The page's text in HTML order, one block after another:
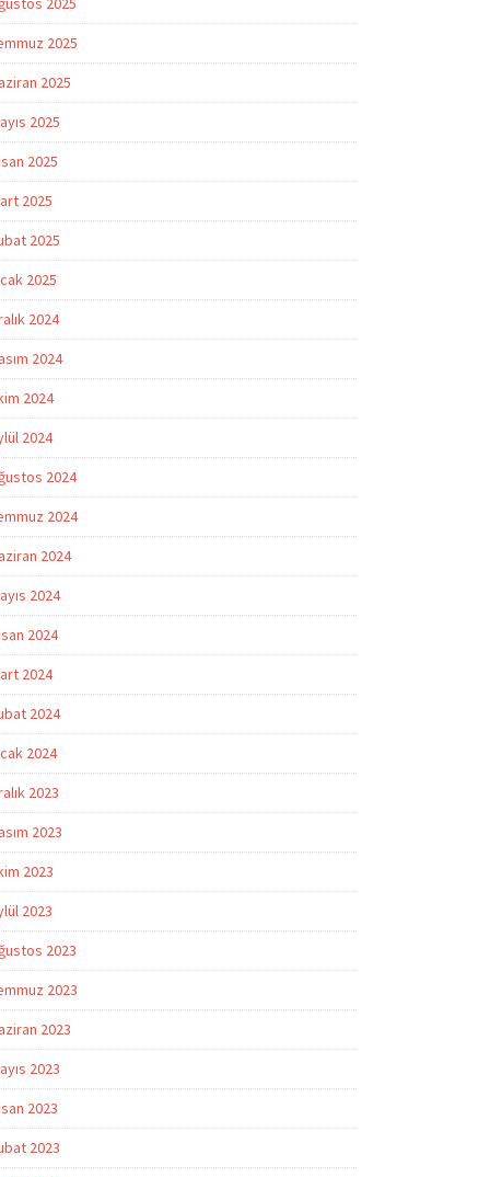
2025
2025
2025
2025
2025
2025
2025
2024
2024
2024
2024
2024
2024
2024
2024
2024
2024
2024
2024
2023
2023
2023
2023
2023
2023
2023
2023
2023
2023